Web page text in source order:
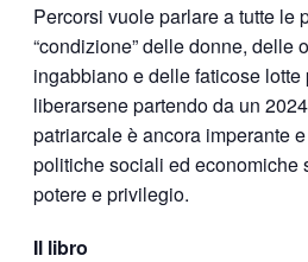
Percorsi vuole parlare a tutte le
“condizione” delle donne, delle
ingabbiano e delle faticose lotte
liberarsene partendo da un
patriarcale è ancora imperante
politiche sociali ed economiche
potere e privilegio.
Il libro